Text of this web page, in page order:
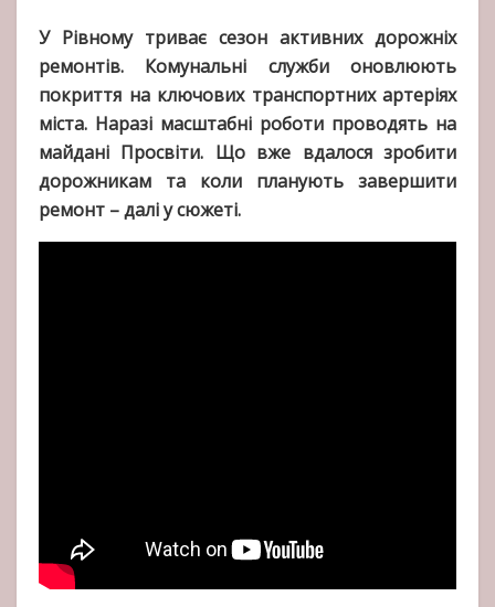
У Рівному триває сезон активних дорожніх
ремонтів. Комунальні служби оновлюють
покриття на ключових транспортних артеріях
міста. Наразі масштабні роботи проводять на
майдані Просвіти. Що вже вдалося зробити
дорожникам та коли планують завершити
ремонт – далі у сюжеті.